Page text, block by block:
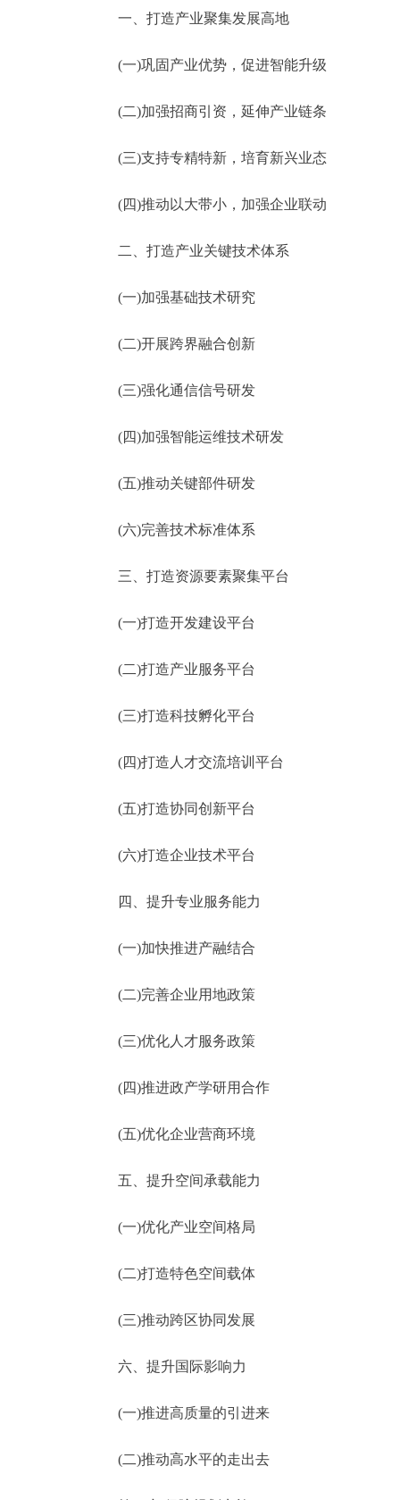
一、打造产业聚集发展高地
(一)巩固产业优势，促进智能升级
(二)加强招商引资，延伸产业链条
(三)支持专精特新，培育新兴业态
(四)推动以大带小，加强企业联动
二、打造产业关键技术体系
(一)加强基础技术研究
(二)开展跨界融合创新
(三)强化通信信号研发
(四)加强智能运维技术研发
(五)推动关键部件研发
(六)完善技术标准体系
三、打造资源要素聚集平台
(一)打造开发建设平台
(二)打造产业服务平台
(三)打造科技孵化平台
(四)打造人才交流培训平台
(五)打造协同创新平台
(六)打造企业技术平台
四、提升专业服务能力
(一)加快推进产融结合
(二)完善企业用地政策
(三)优化人才服务政策
(四)推进政产学研用合作
(五)优化企业营商环境
五、提升空间承载能力
(一)优化产业空间格局
(二)打造特色空间载体
(三)推动跨区协同发展
六、提升国际影响力
(一)推进高质量的引进来
(二)推动高水平的走出去